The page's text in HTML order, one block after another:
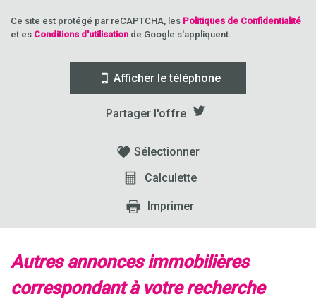
Ce site est protégé par reCAPTCHA, les Politiques de Confidentialité
et es Conditions d'utilisation de Google s'appliquent.
Afficher le téléphone
Partager l'offre
Sélectionner
Calculette
Imprimer
autres annonces immobilières
correspondant à votre recherche